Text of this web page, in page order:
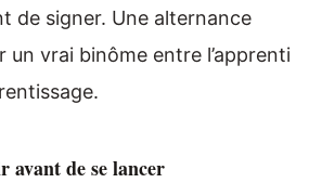
de signer. Une alternance
un vrai binôme entre l’apprenti
avant de se lancer